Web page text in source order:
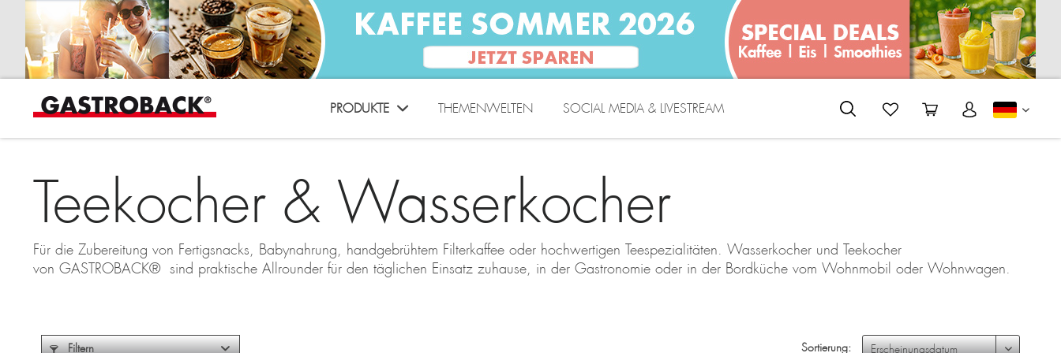
PRODUKTE THEMENWELTEN SOCIAL MEDIA & LIVESTREAM
Teekocher & Wasserkocher
Für die Zubereitung von Fertigsnacks, Babynahrung, handgebrühtem Filterkaffee oder hochwertigen Teespezialitäten. Wasserkocher und Teekocher
von GASTROBACK® sind praktische Allrounder für den täglichen Einsatz zuhause, in der Gastronomie oder in der Bordküche vom Wohnmobil oder Wohnwagen.
Filtern Sortierung: